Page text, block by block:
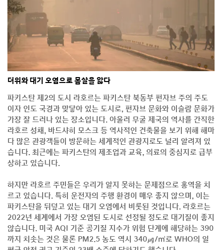
더위와 대기 오염으로 몸살을 앓다
파키스탄 제2의 도시 라호르는 파키스탄 북동부 펀자브 주의 주도
이자 인도 국경과 맞닿아 있는 도시로, 펀자브 문화와 이슬람 문화가
가장 잘 드러나 있는 장소입니다. 아울러 무굴 제국의 역사를 간직한
라호르 성채, 바드샤히 모스크 등 역사적인 건축물을 보기 위해 해마
다 많은 관광객들이 방문하는 세계적인 관광지로도 널리 알려져 있
습니다. 최근에는 파키스탄의 제조업과 교육, 의료의 중심지로 급부
상하고 있습니다.
하지만 라호르 주민들은 우리가 알지 못하는 문제점으로 홍역을 치
르고 있습니다. 특히 운전자의 주행 환경이 매우 좋지 않으며, 이는
파키스탄을 뒤덮고 있는 대기 오염에서 비롯된 것입니다. 라호르는
2022년 세계에서 가장 오염된 도시로 선정될 정도로 대기질이 좋지
않습니다. 미국 AQI 기준 공기질 지수가 위험 단계에 해당하는 390
까지 치솟는 것은 물론 PM2.5 농도 역시 340㎍/㎥로 WHO의 일